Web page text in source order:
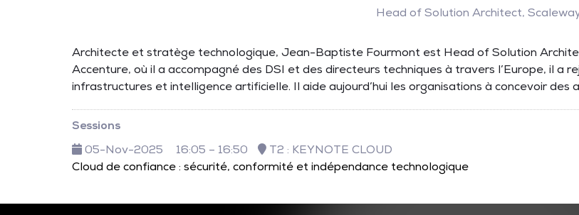
Head of Solution Architect,
Architecte et stratège technologique, Jean-Baptiste Fourmont est Head of Solution
Accenture, où il a accompagné des DSI et des directeurs techniques à travers l’Europe, il a
infrastructures et intelligence artificielle. Il aide aujourd’hui les organisations à concevoir
Sessions
05-Nov-2025
16:05 – 16:50
T2 : KEYNOTE CLOUD
Cloud de confiance : sécurité, conformité et indépendance technologique